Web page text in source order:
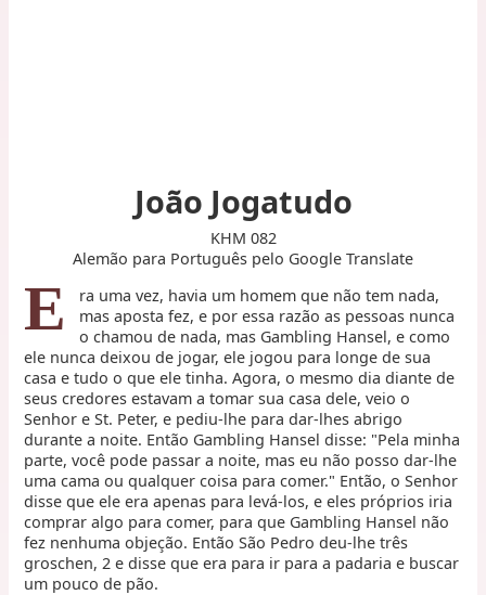
João Jogatudo
KHM 082
Alemão para Português pelo Google Translate
E
ra uma vez, havia um homem que não tem nada,
mas aposta fez, e por essa razão as pessoas nunca
o chamou de nada, mas Gambling Hansel, e como
ele nunca deixou de jogar, ele jogou para longe de sua
casa e tudo o que ele tinha. Agora, o mesmo dia diante de
seus credores estavam a tomar sua casa dele, veio o
Senhor e St. Peter, e pediu-lhe para dar-lhes abrigo
durante a noite. Então Gambling Hansel disse: "Pela minha
parte, você pode passar a noite, mas eu não posso dar-lhe
uma cama ou qualquer coisa para comer." Então, o Senhor
disse que ele era apenas para levá-los, e eles próprios iria
comprar algo para comer, para que Gambling Hansel não
fez nenhuma objeção. Então São Pedro deu-lhe três
groschen, 2 e disse que era para ir para a padaria e buscar
um pouco de pão.